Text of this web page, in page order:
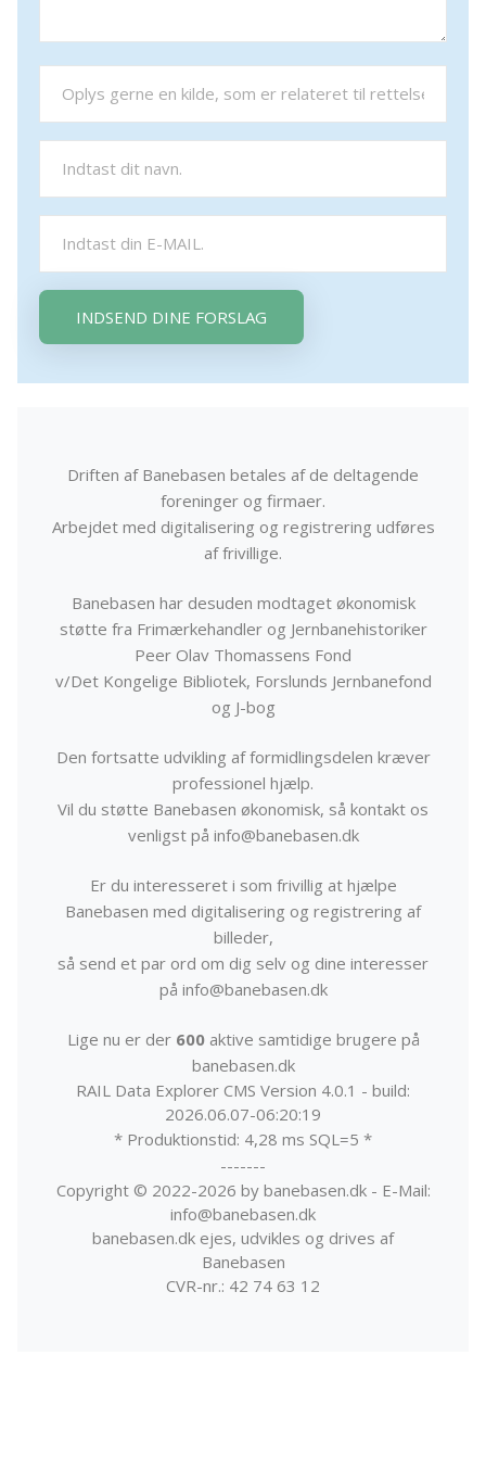
INDSEND DINE FORSLAG
Driften af Banebasen betales af de deltagende
foreninger og firmaer.
Arbejdet med digitalisering og registrering udføres
af frivillige.
Banebasen har desuden modtaget økonomisk
støtte fra Frimærkehandler og Jernbanehistoriker
Peer Olav Thomassens Fond
v/Det Kongelige Bibliotek, Forslunds Jernbanefond
og J-bog
Den fortsatte udvikling af formidlingsdelen kræver
professionel hjælp.
Vil du støtte Banebasen økonomisk, så kontakt os
venligst på info@banebasen.dk
Er du interesseret i som frivillig at hjælpe
Banebasen med digitalisering og registrering af
billeder,
så send et par ord om dig selv og dine interesser
på info@banebasen.dk
Lige nu er der 600aktive samtidige brugere på
banebasen.dk
RAIL Data Explorer CMS Version 4.0.1 - build:
2026.06.07-06:20:19
* Produktionstid: 4,28 ms SQL=5 *
-------
Copyright © 2022-2026 by banebasen.dk - E-Mail:
info@banebasen.dk
banebasen.dk ejes, udvikles og drives af
Banebasen
CVR-nr.: 42 74 63 12